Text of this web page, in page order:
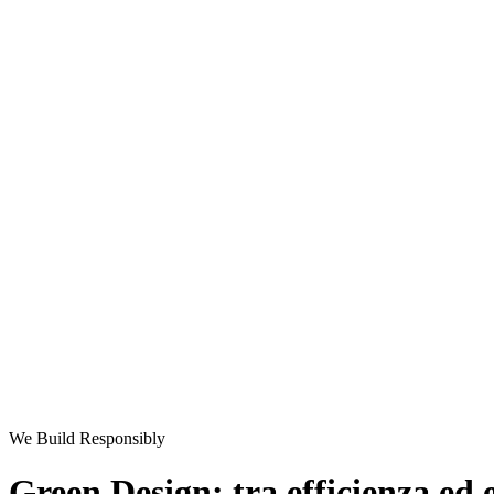
We Build Responsibly